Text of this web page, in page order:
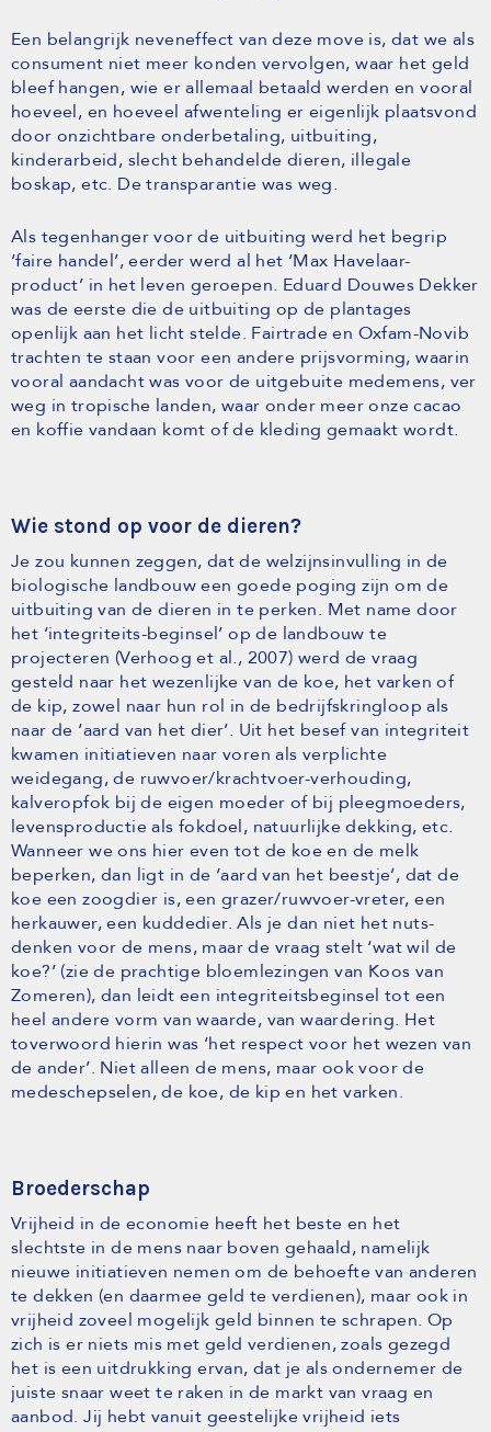
Een belangrijk neveneffect van deze move is, dat we als
consument niet meer konden vervolgen, waar het geld
bleef hangen, wie er allemaal betaald werden en vooral
hoeveel, en hoeveel afwenteling er eigenlijk plaatsvond
door onzichtbare onderbetaling, uitbuiting,
kinderarbeid, slecht behandelde dieren, illegale
boskap, etc. De transparantie was weg.
Als tegenhanger voor de uitbuiting werd het begrip
‘faire handel’, eerder werd al het ‘Max Havelaar-
product’ in het leven geroepen. Eduard Douwes Dekker
was de eerste die de uitbuiting op de plantages
openlijk aan het licht stelde. Fairtrade en Oxfam-Novib
trachten te staan voor een andere prijsvorming, waarin
vooral aandacht was voor de uitgebuite medemens, ver
weg in tropische landen, waar onder meer onze cacao
en koffie vandaan komt of de kleding gemaakt wordt.
Wie stond op voor de dieren?
Je zou kunnen zeggen, dat de welzijnsinvulling in de
biologische landbouw een goede poging zijn om de
uitbuiting van de dieren in te perken. Met name door
het ‘integriteits-beginsel’ op de landbouw te
projecteren (Verhoog et al., 2007) werd de vraag
gesteld naar het wezenlijke van de koe, het varken of
de kip, zowel naar hun rol in de bedrijfskringloop als
naar de ‘aard van het dier’. Uit het besef van integriteit
kwamen initiatieven naar voren als verplichte
weidegang, de ruwvoer/krachtvoer-verhouding,
kalveropfok bij de eigen moeder of bij pleegmoeders,
levensproductie als fokdoel, natuurlijke dekking, etc.
Wanneer we ons hier even tot de koe en de melk
beperken, dan ligt in de ‘aard van het beestje’, dat de
koe een zoogdier is, een grazer/ruwvoer-vreter, een
herkauwer, een kuddedier. Als je dan niet het nuts-
denken voor de mens, maar de vraag stelt ‘wat wil de
koe?’ (zie de prachtige bloemlezingen van Koos van
Zomeren), dan leidt een integriteitsbeginsel tot een
heel andere vorm van waarde, van waardering. Het
toverwoord hierin was ‘het respect voor het wezen van
de ander’. Niet alleen de mens, maar ook voor de
medeschepselen, de koe, de kip en het varken.
Broederschap
Vrijheid in de economie heeft het beste en het
slechtste in de mens naar boven gehaald, namelijk
nieuwe initiatieven nemen om de behoefte van anderen
te dekken (en daarmee geld te verdienen), maar ook in
vrijheid zoveel mogelijk geld binnen te schrapen. Op
zich is er niets mis met geld verdienen, zoals gezegd
het is een uitdrukking ervan, dat je als ondernemer de
juiste snaar weet te raken in de markt van vraag en
aanbod. Jij hebt vanuit geestelijke vrijheid iets